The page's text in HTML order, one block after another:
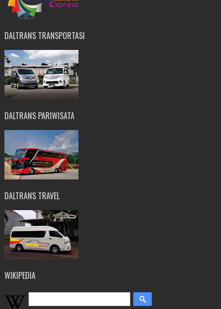
DALTRANS TRANSPORTASI
DALTRANS PARIWISATA
DALTRANS TRAVEL
WIKIPEDIA